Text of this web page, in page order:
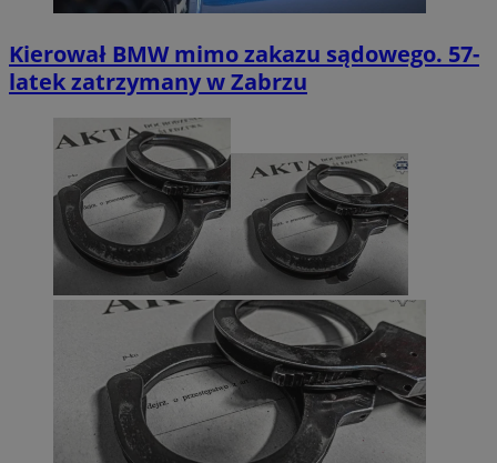
Kierował BMW mimo zakazu sądowego. 57-
latek zatrzymany w Zabrzu